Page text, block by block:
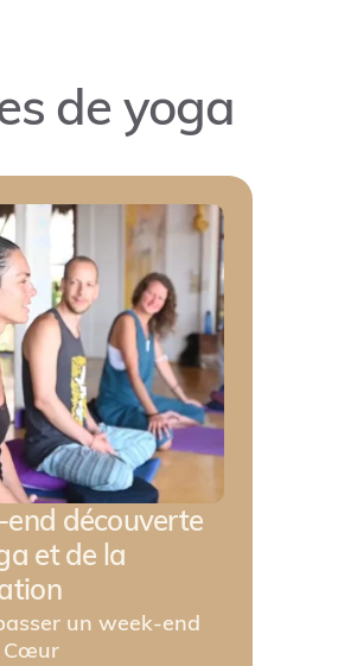
de yoga
end découverte
et de la
un week-end
Cœur